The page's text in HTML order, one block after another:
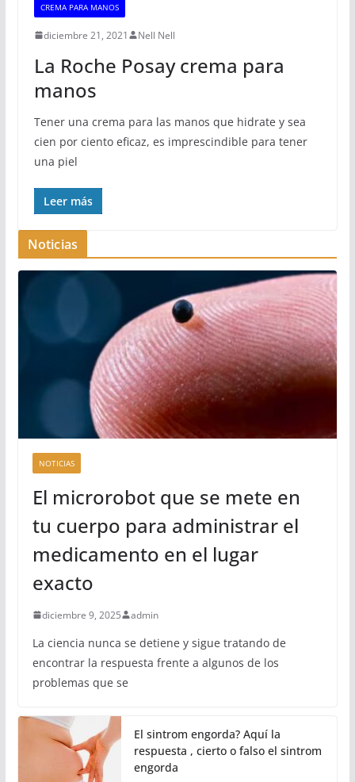
CREMA PARA MANOS
diciembre 21, 2021 Nell Nell
La Roche Posay crema para
manos
Tener una crema para las manos que hidrate y sea
cien por ciento eficaz, es imprescindible para tener
una piel
Leer más
Noticias
NOTICIAS
El microrobot que se mete en
tu cuerpo para administrar el
medicamento en el lugar
exacto
diciembre 9, 2025 admin
La ciencia nunca se detiene y sigue tratando de
encontrar la respuesta frente a algunos de los
problemas que se
El sintrom engorda? Aquí la
respuesta , cierto o falso el sintrom
engorda